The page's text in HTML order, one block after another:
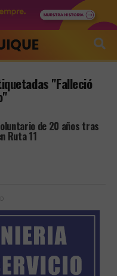
"Falleció
de 20 años tras
Ruta 11